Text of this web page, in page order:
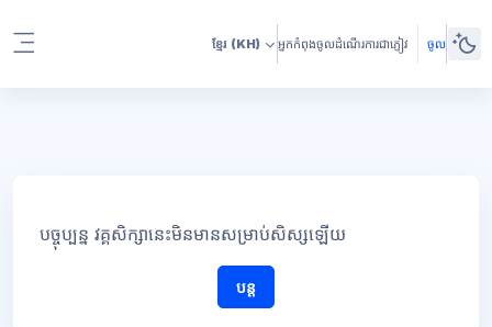
ខ្មែរ (KH) អ្នកកំពុងចូលដំណើរការជាភ្ញៀវ ចូល
បច្ចុប្បន្ន វគ្គសិក្សានេះមិនមានសម្រាប់សិស្សឡើយ
បន្ត